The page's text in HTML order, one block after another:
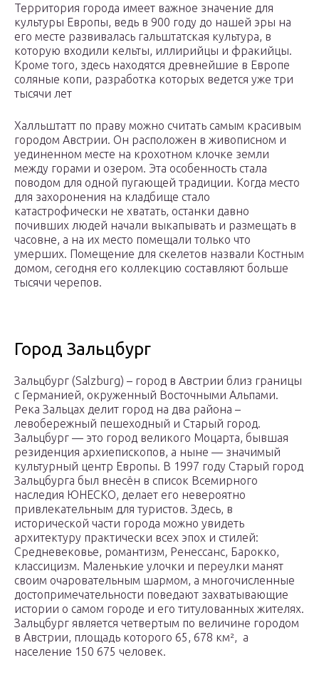
Территория города имеет важное значение для
культуры Европы, ведь в 900 году до нашей эры на
его месте развивалась гальштатская культура, в
которую входили кельты, иллирийцы и фракийцы.
Кроме того, здесь находятся древнейшие в Европе
соляные копи, разработка которых ведется уже три
тысячи лет
Халльштатт по праву можно считать самым красивым
городом Австрии. Он расположен в живописном и
уединенном месте на крохотном клочке земли
между горами и озером. Эта особенность стала
поводом для одной пугающей традиции. Когда место
для захоронения на кладбище стало
катастрофически не хватать, останки давно
почивших людей начали выкапывать и размещать в
часовне, а на их место помещали только что
умерших. Помещение для скелетов назвали Костным
домом, сегодня его коллекцию составляют больше
тысячи черепов.
Город Зальцбург
Зальцбург (Salzburg) – город в Австрии близ границы
с Германией, окруженный Восточными Альпами.
Река Зальцах делит город на два района –
левобережный пешеходный и Старый город.
Зальцбург — это город великого Моцарта, бывшая
резиденция архиепископов, а ныне — значимый
культурный центр Европы. В 1997 году Старый город
Зальцбурга был внесён в список Всемирного
наследия ЮНЕСКО, делает его невероятно
привлекательным для туристов. Здесь, в
исторической части города можно увидеть
архитектуру практически всех эпох и стилей:
Средневековье, романтизм, Ренессанс, Барокко,
классицизм. Маленькие улочки и переулки манят
своим очаровательным шармом, а многочисленные
достопримечательности поведают захватывающие
истории о самом городе и его титулованных жителях.
Зальцбург является четвертым по величине городом
в Австрии, площадь которого 65, 678 км², а
население 150 675 человек.